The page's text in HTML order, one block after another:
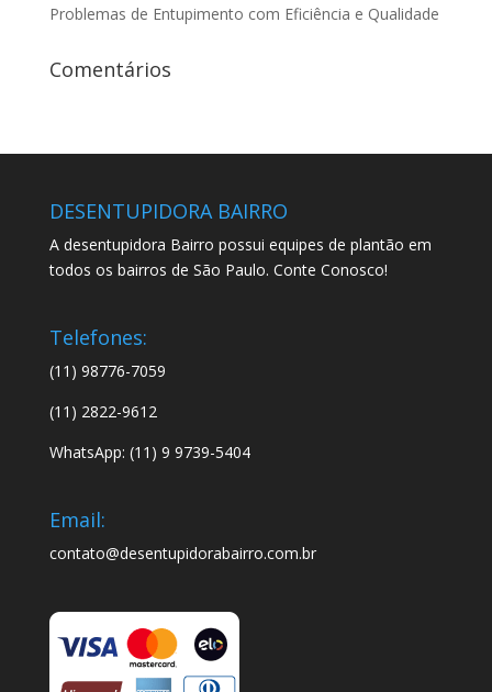
Problemas de Entupimento com Eficiência e Qualidade
Comentários
DESENTUPIDORA BAIRRO
A desentupidora Bairro possui equipes de plantão em
todos os bairros de São Paulo. Conte Conosco!
Telefones:
(11) 98776-7059
(11) 2822-9612
WhatsApp: (11) 9 9739-5404
Email:
contato@desentupidorabairro.com.br